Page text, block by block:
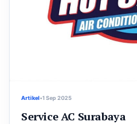
Artikel•1 Sep 2025
Service AC Surabaya